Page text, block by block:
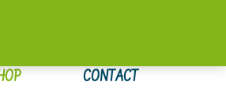
CONTACT